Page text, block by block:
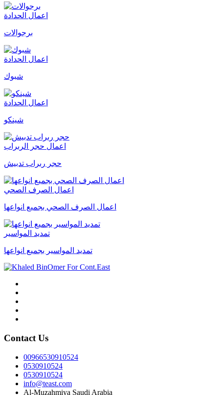
اعمال الحدادة
برجوالات
اعمال الحدادة
شبوك
اعمال الحدادة
شينكو
اعمال حجر الربراب
حجر ربراب تدبيش
اعمال الصرف الصحي
اعمال الصرف الصحي بجميع انواعها
تمديد المواسير
تمديد المواسير بجميع انواعها
Contact Us
00966530910524
0530910524
0530910524
info@teast.com
Al-Muzahmiya Saudi Arabia